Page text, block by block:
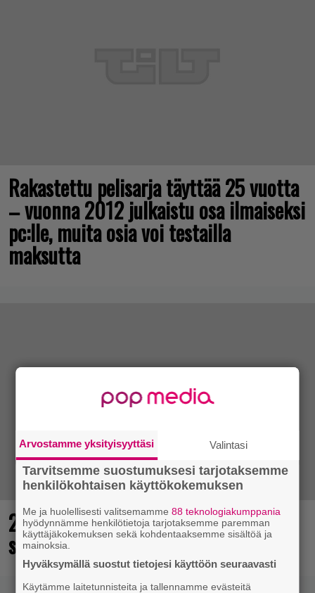
Rakastettu pelisarja täyttää 25 vuotta
– vuonna 2012 julkaistu osa ilmaiseksi
pc:lle, muita osia voi testailla
maksutta
25 kaikkien aikojen parasta
supersankaripeliä listattu
Arvostamme yksityisyyttäsi Valintasi
Tarvitsemme suostumuksesi tarjotaksemme
henkilökohtaisen käyttökokemuksen
Me ja huolellisesti valitsemamme88 teknologiakumppania
hyödynnämme henkilötietoja tarjotaksemme paremman
käyttäjäkokemuksen sekä kohdentaaksemme sisältöä ja
mainoksia.
Hyväksymällä suostut tietojesi käyttöön seuraavasti
Käytämme laitetunnisteita ja tallennamme evästeitä